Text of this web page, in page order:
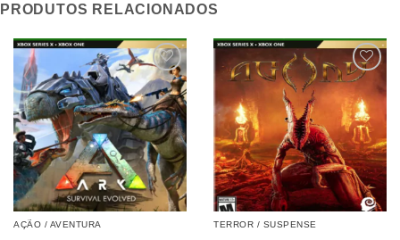
PRODUTOS RELACIONADOS
AÇÃO / AVENTURA TERROR / SUSPENSE